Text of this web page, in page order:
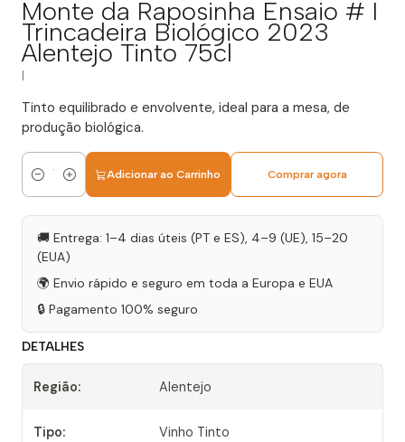
Monte da Raposinha Ensaio # I
Trincadeira Biológico 2023
Alentejo Tinto 75cl
Tinto equilibrado e envolvente, ideal para a mesa, de
produção biológica.
Quantidade
Adicionar ao Carrinho Comprar agora
🚚 Entrega: 1–4 dias úteis (PT e ES), 4–9 (UE), 15–20
(EUA)
🌍 Envio rápido e seguro em toda a Europa e EUA
🔒 Pagamento 100% seguro
DETALHES
Região: Alentejo
Tipo: Vinho Tinto